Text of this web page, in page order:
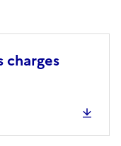
charges